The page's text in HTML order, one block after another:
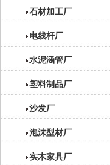
石材加工厂
电线杆厂
水泥涵管厂
塑料制品厂
沙发厂
泡沫型材厂
实木家具厂